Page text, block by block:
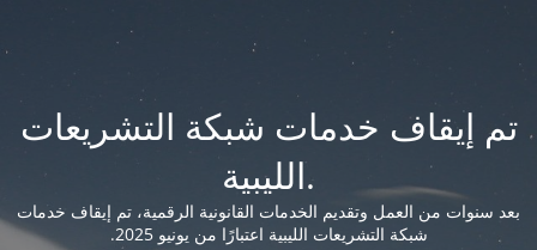
تم إيقاف خدمات شبكة التشريعات
الليبية.
بعد سنوات من العمل وتقديم الخدمات القانونية الرقمية، تم إيقاف خدمات
شبكة التشريعات الليبية اعتبارًا من يونيو 2025.